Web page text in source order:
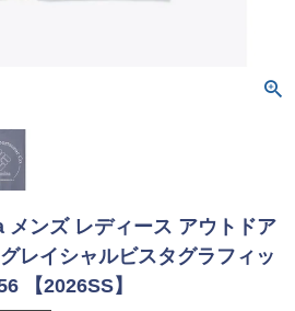
ンズ レディース アウトドア
レイシャルビスタグラフィッ
【2026SS】